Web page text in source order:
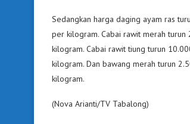
Sedangkan harga daging ayam ras
per kilogram. Cabai rawit merah
kilogram. Cabai rawit tiung turun
kilogram. Dan bawang merah turun
kilogram.
(Nova Arianti/TV Tabalong)